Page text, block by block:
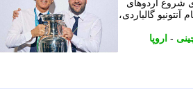
شروع اردوهای
گالیاردی،
- اروپا